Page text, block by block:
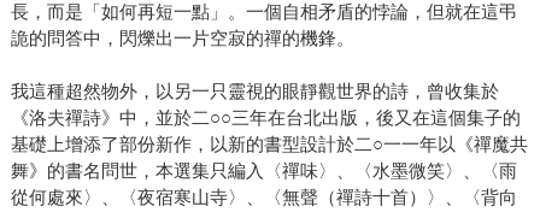
長，而是「如何再短一點」。一個自相矛盾的悖論，但就在這弔
詭的問答中，閃爍出一片空寂的禪的機鋒。
我這種超然物外，以另一只靈視的眼靜觀世界的詩，曾收集於
《洛夫禪詩》中，並於二○○三年在台北出版，後又在這個集子的
基礎上增添了部份新作，以新的書型設計於二○一一年以《禪魔共
舞》的書名問世，本選集只編入〈禪味〉、〈水墨微笑〉、〈雨
從何處來〉、〈夜宿寒山寺〉、〈無聲（禪詩十首）〉、〈背向